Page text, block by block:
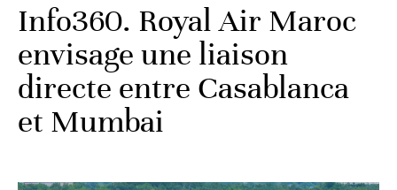
Info360. Royal Air Maroc
envisage une liaison
directe entre Casablanca
et Mumbai